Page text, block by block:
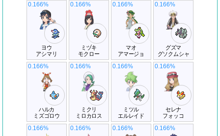
ヨウ
アシマリ
0.166%
ミヅキ
モクロー
0.166%
マオ
アマージョ
0.166%
グズマ
グソクムシャ
0.166%
ハルカ
ミズゴロウ
0.166%
ミクリ
ミロカロス
0.166%
ミツル
エルレイド
0.166%
セレナ
フォッコ
0.166%
0.166% 0.166% 0.166% 0.166%